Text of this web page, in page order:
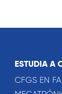
ESTUDIA A
CFGS EN